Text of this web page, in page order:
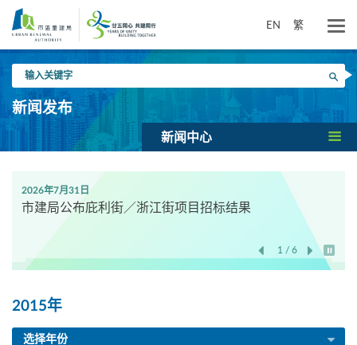
要
EN 繁
入
关
键
搜寻
新闻发布
新闻中心
2026年7月31日
市建局公布庇利街／浙江街项目招标结果
1 / 6
开始/
2015年
选择年份